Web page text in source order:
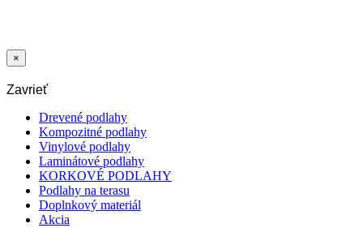
×
Zavrieť
Drevené podlahy
Kompozitné podlahy
Vinylové podlahy
Laminátové podlahy
KORKOVÉ PODLAHY
Podlahy na terasu
Doplnkový materiál
Akcia